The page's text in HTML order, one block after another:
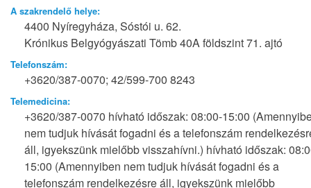
A szakrendelő helye:
4400 Nyíregyháza, Sóstói u. 62.
Krónikus Belgyógyászati Tömb 40A földszint 71. ajtó
Telefonszám:
+3620/387-0070; 42/599-700 8243
Telemedicina:
+3620/387-0070 hívható időszak: 08:00-15:00
nem tudjuk hívását fogadni és a telefonszám
áll, igyekszünk mielőbb visszahívni.) hívható időszak:
15:00 (Amennyiben nem tudjuk hívását fogadni és a
telefonszám rendelkezésre áll, igyekszünk mielőbb